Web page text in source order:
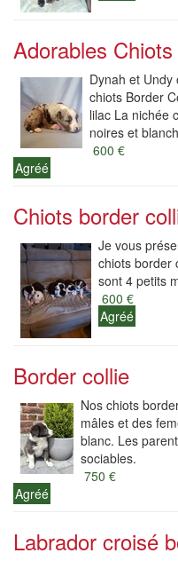
Adorables
Dynah et
chiots Border
lilac La nichée
noires et
600 €
Agréé
Chiots border
Je vous
chiots border
sont 4 petits
600 €
Agréé
Border collie
Nos chiots
mâles et des
blanc. Les
sociables.
750 €
Agréé
Labrador croisé